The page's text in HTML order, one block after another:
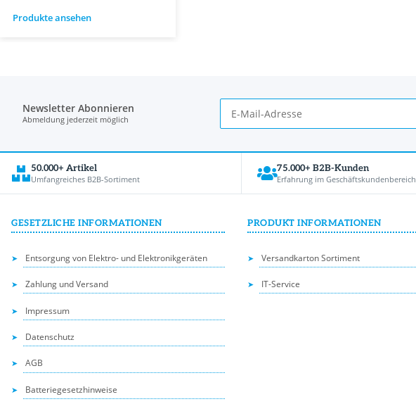
Produkte ansehen
Newsletter Abonnieren
Abmeldung jederzeit möglich
50.000+ Artikel
Umfangreiches B2B-Sortiment
75.000+ B2B-Kunden
Erfahrung im Geschäftskundenbereich
GESETZLICHE INFORMATIONEN
Entsorgung von Elektro- und Elektronikgeräten
Zahlung und Versand
Impressum
Datenschutz
AGB
Batteriegesetzhinweise
PRODUKT INFORMATIONEN
Versandkarton Sortiment
IT-Service